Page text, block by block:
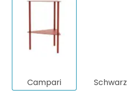
Campari Schwarz